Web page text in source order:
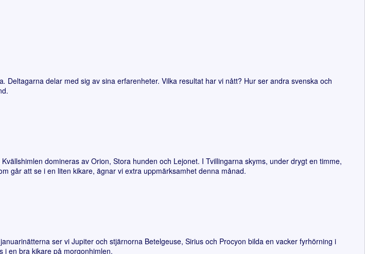
. Deltagarna delar med sig av sina erfarenheter. Vilka resultat har vi nått? Hur ser andra svenska och
domineras av Orion, Stora hunden och Lejonet. I Tvillingarna skyms, under drygt en timme,
går att se i en liten kikare, ägnar vi extra uppmärksamhet denna månad.
ser vi Jupiter och stjärnorna Betelgeuse, Sirius och Procyon bilda en vacker fyrhörning i
i en bra kikare på morgonhimlen.